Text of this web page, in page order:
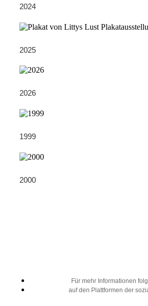
2024
2025
2026
1999
2000
Für mehr Informationen
auf den Plattformen der